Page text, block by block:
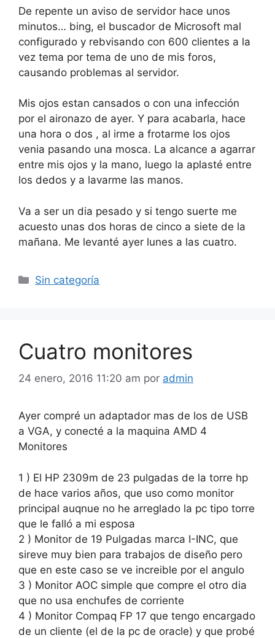
De repente un aviso de servidor hace unos
minutos… bing, el buscador de Microsoft mal
configurado y rebvisando con 600 clientes a la
vez tema por tema de uno de mis foros,
causando problemas al servidor.
Mis ojos estan cansados o con una infección
por el aironazo de ayer. Y para acabarla, hace
una hora o dos , al irme a frotarme los ojos
venia pasando una mosca. La alcance a agarrar
entre mis ojos y la mano, luego la aplasté entre
los dedos y a lavarme las manos.
Va a ser un dia pesado y si tengo suerte me
acuesto unas dos horas de cinco a siete de la
mañana. Me levanté ayer lunes a las cuatro.
Categorías
Sin categoría
Cuatro monitores
24 enero, 2016 11:20 am por admin
Ayer compré un adaptador mas de los de USB
a VGA, y conecté a la maquina AMD 4
Monitores
1 ) El HP 2309m de 23 pulgadas de la torre hp
de hace varios años, que uso como monitor
principal auqnue no he arreglado la pc tipo torre
que le falló a mi esposa
2 ) Monitor de 19 Pulgadas marca I-INC, que
sireve muy bien para trabajos de diseño pero
que en este caso se ve increible por el angulo
3 ) Monitor AOC simple que compre el otro dia
que no usa enchufes de corriente
4 ) Monitor Compaq FP 17 que tengo encargado
de un cliente (el de la pc de oracle) y que probé